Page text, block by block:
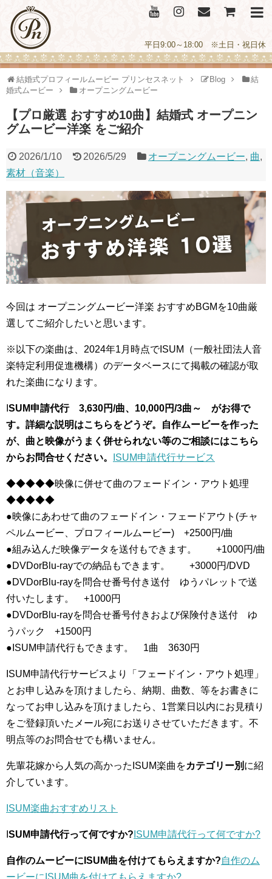
平日9:00～18:00 ※土日・祝日休
結婚式プロフィールムービー プリンセスネット Blog
結
婚式ムービー
オープニングムービー
【プロ厳選 おすすめ10曲】結婚式 オープニン
グムービー洋楽 をご紹介
2026/1/10 2026/5/29 オープニングムービー, 曲,
素材（音楽）
今回は オープニングムービー洋楽 おすすめBGMを10曲厳
選してご紹介したいと思います。
※以下の楽曲は、2024年1月時点でISUM（一般社団法人音
楽特定利用促進機構）のデータベースにて掲載の確認が取
れた楽曲になります。
SUM申請代行 3,630円/曲、10,000円/3曲～ がお得で
す。詳細な説明はこちらをどうぞ。自作ムービーを作った
が、曲と映像がうまく併せられない等のご相談にはこちら
からお問合せください。
ISUM申請代行サービス
◆◆◆◆◆映像に併せて曲のフェードイン・アウト処理
◆◆◆◆◆
●映像にあわせて曲のフェードイン・フェードアウト(チャ
ペルムービー、プロフィールムービー) +2500円/曲
●組み込んだ映像データを送付もできます。 +1000円/曲
●DVDorBlu-rayでの納品もできます。 +3000円/DVD
●DVDorBlu-rayを問合せ番号付き送付 ゆうパレットで送
付いたします。 +1000円
●DVDorBlu-rayを問合せ番号付きおよび保険付き送付 ゆ
うパック +1500円
●ISUM申請代行もできます。 1曲 3630円
ISUM申請代行サービスより「フェードイン・アウト処理」
とお申し込みを頂けましたら、納期、曲数、等をお書きに
なってお申し込みを頂けましたら、1営業日以内にお見積り
をご登録頂いたメール宛にお送りさせていただきます。不
明点等のお問合せでも構いません。
先輩花嫁から人気の高かったISUM楽曲をカテゴリー別 に紹
介しています。
ISUM楽曲おすすめリスト
SUM申請代行って何ですか? ISUM申請代行って何ですか?
自作のムービーにISUM曲を付けてもらえますか?自作のム
ービーにISUM曲を付けてもらえますか?